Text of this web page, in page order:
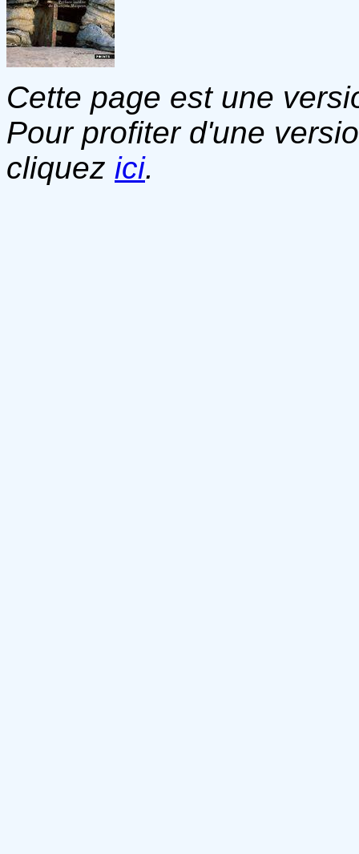
Cette page est une
Pour profiter d'une
cliquez ici.